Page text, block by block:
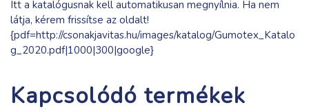
Itt a katalógusnak kell automatikusan megnyílnia. Ha nem
látja, kérem frissítse az oldalt!
{pdf=http://csonakjavitas.hu/images/katalog/Gumotex_Katalo
g_2020.pdf|1000|300|google}
Kapcsolódó termékek